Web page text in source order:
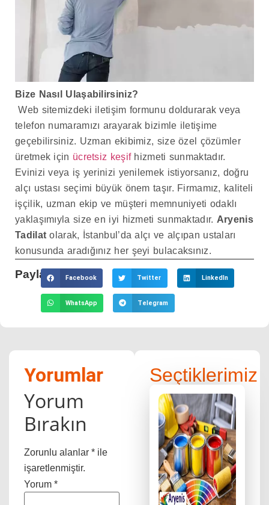
Bize Nasıl Ulaşabilirsiniz?
Web sitemizdeki iletişim formunu doldurarak veya
telefon numaramızı arayarak bizimle iletişime
geçebilirsiniz. Uzman ekibimiz, size özel çözümler
üretmek için ücretsiz keşifhizmeti sunmaktadır.
Evinizi veya iş yerinizi yenilemek istiyorsanız, doğru
alçı ustası seçimi büyük önem taşır. Firmamız, kaliteli
işçilik, uzman ekip ve müşteri memnuniyeti odaklı
yaklaşımıyla size en iyi hizmeti sunmaktadır. Aryenis
Tadilat olarak, İstanbul’da alçı ve alçıpan ustaları
konusunda aradığınız her şeyi bulacaksınız.
Paylaş: Facebook Twitter LinkedIn
WhatsApp Telegram
Yorumlar
Yorum
Bırakın
Zorunlu alanlar * ile
işaretlenmiştir.
Yorum *
Seçtiklerimiz